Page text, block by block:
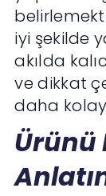
iyi şekilde
akılda
ve dikkat
daha kolay
Ürünü